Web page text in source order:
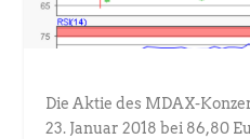
Die Aktie des MDAX-
23. Januar 2018 bei 86,80